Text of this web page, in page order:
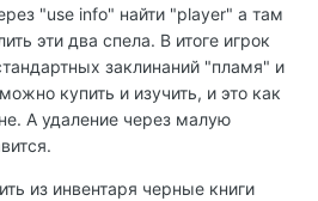
"use info" найти "player" а там
эти два спела. В итоге игрок
заклинаний "пламя" и
купить и изучить, и это как
А удаление через малую
из инвентаря черные книги